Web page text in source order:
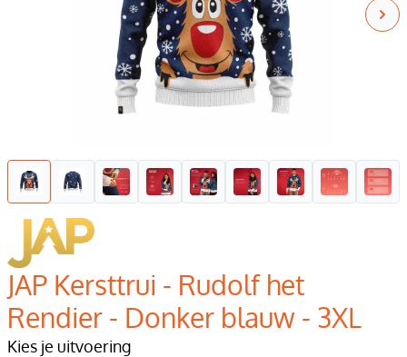
JAP Kersttrui - Rudolf het
Rendier - Donker blauw - 3XL
Kies je uitvoering